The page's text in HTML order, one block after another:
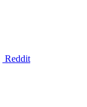
Reddit